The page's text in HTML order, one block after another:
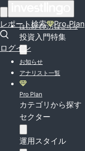
レポート検索 Pro Plan
ログイン
はじめての方はこちら
投資入門特集
お知らせ
アナリスト一覧
Pro Plan
カテゴリから探す
セクター
運用スタイル